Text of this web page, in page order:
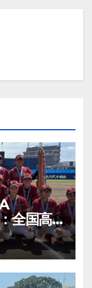
全国高
ス大会開